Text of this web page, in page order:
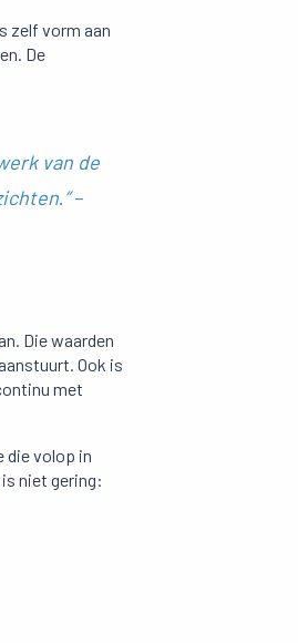
zelf vorm aan
De
van de
.”–
Die waarden
Ook is
met
die volop in
niet gering: